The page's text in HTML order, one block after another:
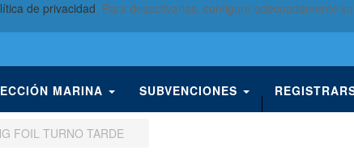
de privacidad. Para desactivarlas, configure adecuadamente su
MARINA SUBVENCIONES
FOIL TURNO TARDE